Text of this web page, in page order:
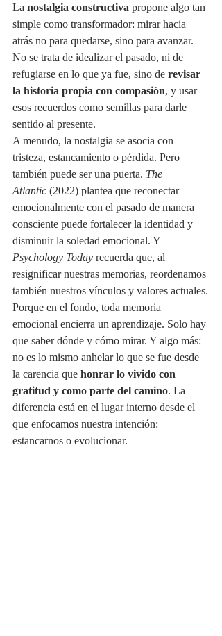
La nostalgia constructiva propone algo tan
simple como transformador: mirar hacia
atrás no para quedarse, sino para avanzar.
No se trata de idealizar el pasado, ni de
refugiarse en lo que ya fue, sino de revisar
la historia propia con compasión, y usar
esos recuerdos como semillas para darle
sentido al presente.
A menudo, la nostalgia se asocia con
tristeza, estancamiento o pérdida. Pero
también puede ser una puerta. The
Atlantic (2022) plantea que reconectar
emocionalmente con el pasado de manera
consciente puede fortalecer la identidad y
disminuir la soledad emocional. Y
Psychology Today recuerda que, al
resignificar nuestras memorias, reordenamos
también nuestros vínculos y valores actuales.
Porque en el fondo, toda memoria
emocional encierra un aprendizaje. Solo hay
que saber dónde y cómo mirar. Y algo más:
no es lo mismo anhelar lo que se fue desde
la carencia que honrar lo vivido con
gratitud y como parte del camino. La
diferencia está en el lugar interno desde el
que enfocamos nuestra intención:
estancarnos o evolucionar.